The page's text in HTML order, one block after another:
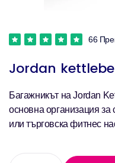
Jordan
66
Багажникът на Jordan
основна организация
или търговска фитнес